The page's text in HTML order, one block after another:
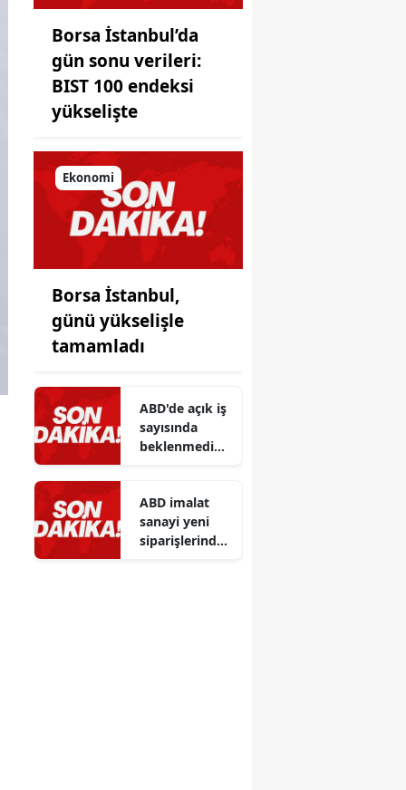
Borsa İstanbul’da
gün sonu verileri:
BIST 100 endeksi
yükselişte
Ekonomi
Borsa İstanbul,
günü yükselişle
tamamladı
ABD'de açık iş
sayısında
beklenmedik
dikkat çekti
ABD imalat
sanayi yeni
siparişlerinde